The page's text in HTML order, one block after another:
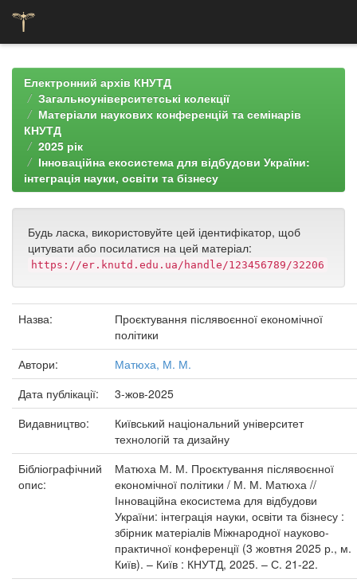
navigationЕлектронний архів КНУТД
Загальноуніверситетські колекції
Матеріали наукових конференцій та семінарів
КНУТД
2025 рік
Інноваційна екосистема для відбудови України:
інтеграція науки, освіти та бізнесу
Будь ласка, використовуйте цей ідентифікатор, щоб
цитувати або посилатися на цей матеріал:
https://er.knutd.edu.ua/handle/123456789/32206
Назва:
Проєктування післявоєнної економічної
політики
Автори:
Матюха, М. М.
Дата публікації:
3-жов-2025
Видавництво:
Київський національний університет
технологій та дизайну
Бібліографічний
опис:
Матюха М. М. Проєктування післявоєнної
економічної політики / М. М. Матюха //
Інноваційна екосистема для відбудови
України: інтеграція науки, освіти та бізнесу :
збірник матеріалів Міжнародної науково-
практичної конференції (3 жовтня 2025 р., м.
Київ). – Київ : КНУТД, 2025. – С. 21-22.